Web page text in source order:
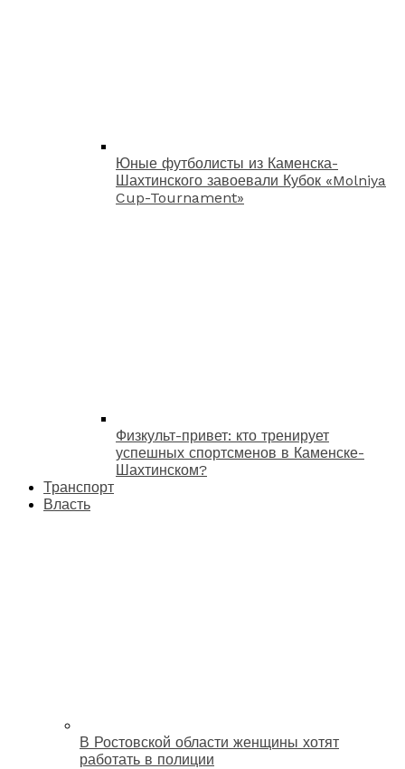
Юные футболисты из Каменска-
Шахтинского завоевали Кубок «Molniya
Cup-Tournament»
Физкульт-привет: кто тренирует
успешных спортсменов в Каменске-
Шахтинском?
Транспорт
Власть
В Ростовской области женщины хотят
работать в полиции